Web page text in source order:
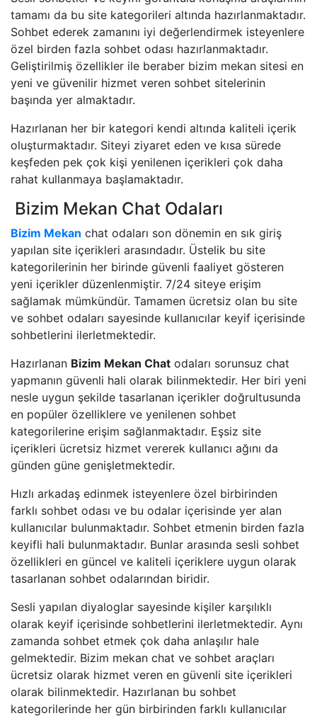
tamamı da bu site kategorileri altında hazırlanmaktadır.
Sohbet ederek zamanını iyi değerlendirmek isteyenlere
özel birden fazla sohbet odası hazırlanmaktadır.
Geliştirilmiş özellikler ile beraber bizim mekan sitesi en
yeni ve güvenilir hizmet veren sohbet sitelerinin
başında yer almaktadır.
Hazırlanan her bir kategori kendi altında kaliteli içerik
oluşturmaktadır. Siteyi ziyaret eden ve kısa sürede
keşfeden pek çok kişi yenilenen içerikleri çok daha
rahat kullanmaya başlamaktadır.
Bizim Mekan Chat Odaları
Bizim Mekan chat odaları son dönemin en sık giriş
yapılan site içerikleri arasındadır. Üstelik bu site
kategorilerinin her birinde güvenli faaliyet gösteren
yeni içerikler düzenlenmiştir. 7/24 siteye erişim
sağlamak mümkündür. Tamamen ücretsiz olan bu site
ve sohbet odaları sayesinde kullanıcılar keyif içerisinde
sohbetlerini ilerletmektedir.
Hazırlanan Bizim Mekan Chat odaları sorunsuz chat
yapmanın güvenli hali olarak bilinmektedir. Her biri yeni
nesle uygun şekilde tasarlanan içerikler doğrultusunda
en popüler özelliklere ve yenilenen sohbet
kategorilerine erişim sağlanmaktadır. Eşsiz site
içerikleri ücretsiz hizmet vererek kullanıcı ağını da
günden güne genişletmektedir.
Hızlı arkadaş edinmek isteyenlere özel birbirinden
farklı sohbet odası ve bu odalar içerisinde yer alan
kullanıcılar bulunmaktadır. Sohbet etmenin birden fazla
keyifli hali bulunmaktadır. Bunlar arasında sesli sohbet
özellikleri en güncel ve kaliteli içeriklere uygun olarak
tasarlanan sohbet odalarından biridir.
Sesli yapılan diyaloglar sayesinde kişiler karşılıklı
olarak keyif içerisinde sohbetlerini ilerletmektedir. Aynı
zamanda sohbet etmek çok daha anlaşılır hale
gelmektedir. Bizim mekan chat ve sohbet araçları
ücretsiz olarak hizmet veren en güvenli site içerikleri
olarak bilinmektedir. Hazırlanan bu sohbet
kategorilerinde her gün birbirinden farklı kullanıcılar